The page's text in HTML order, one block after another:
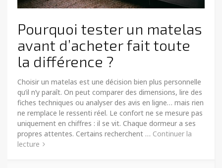
Pourquoi tester un matelas
avant d’acheter fait toute
la différence ?
Choisir un matelas est une décision bien plus personnelle
qu’il n’y paraît. On peut comparer des dimensions, lire des
fiches techniques ou analyser des avis en ligne… mais rien
ne remplace le ressenti réel. Le confort ne se mesure pas
uniquement en chiffres : il se vit. Chaque dormeur a ses
propres attentes. Certains recherchent … Continuer la
lecture